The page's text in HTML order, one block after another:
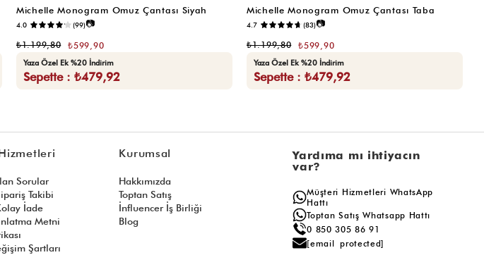
Michelle Monogram Omuz Çantası Siyah
4.0 (99)📷
₺599,90
₺1.199,80
Yaza Özel Ek %20 İndirim
Sepette : ₺479,92
Michelle Monogram Omuz Çantası Taba
4.7 (83)📷
₺599,90
₺1.199,80
Yaza Özel Ek %20 İndirim
Sepette : ₺479,92
Sorular
Takibi
İade
Metni
Şartları
Kurumsal
Hakkımızda
Toptan Satış
İnfluencer İş Birliği
Blog
Yardıma mı ihtiyacın
var?
Müşteri Hizmetleri WhatsApp
Hattı
Toptan Satış Whatsapp Hattı
0 850 305 86 91
[email protected]